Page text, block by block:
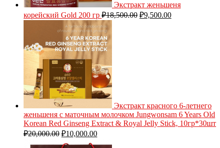
Экстракт женьшеня
корейский Gold 200 гр ₽18,500.00 ₽9,500.00
Экстракт красного 6-летнего
женьшеня с маточным молочком Jungwonsam 6 Years Old
Korean Red Ginseng Extract & Royal Jelly Stick, 10гр*30шт
₽20,000.00 ₽10,000.00